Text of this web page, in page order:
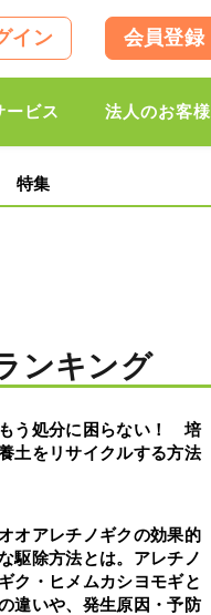
イン 会員登録
ービス 法人のお客様
特集
ンキング
もう処分に困らない！ 培
土をリサイクルする方法
オアレチノギクの効果的
駆除方法とは。アレチノ
ギク・ヒメムカシヨモギと
違いや、発生原因・予防